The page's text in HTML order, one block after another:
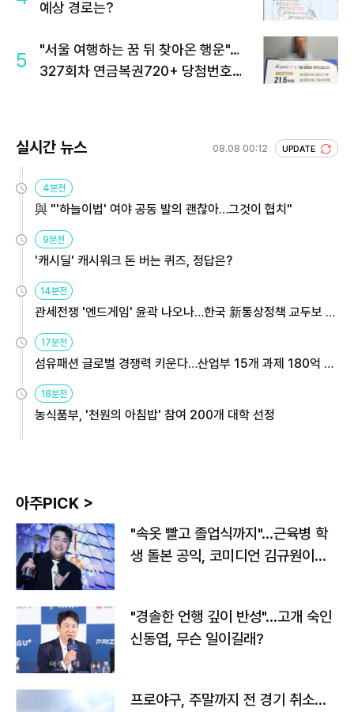
예상 경로는?
5
"서울 여행하는 꿈 뒤 찾아온 행운"…
327회차 연금복권720+ 당첨번호조
실시간 뉴스 08.08 00:12 UPDATE
4분전
與 "'하늘이법' 여야 공동 발의 괜찮아…그것이 협치"
9분전
'캐시딜' 캐시워크 돈 버는 퀴즈, 정답은?
14분전
관세전쟁 '엔드게임' 윤곽 나오나…한국 新통상정책 교두보 활
용해야
17분전
섬유패션 글로벌 경쟁력 키운다…산업부 15개 과제 180억 지
원
18분전
농식품부, '천원의 아침밥' 참여 200개 대학 선정
아주PICK >
"속옷 빨고 졸업식까지"…근육병 학
생 돌본 공익, 코미디언 김규원이었
"경솔한 언행 깊이 반성"…고개 숙인
신동엽, 무슨 일이길래?
프로야구, 주말까지 전 경기 취소…